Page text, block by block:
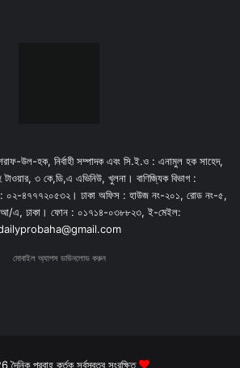
উল-হক, নির্বাহী সম্পাদক এবং সি.ই.ও : এনামুল হক সাহেদ,
টাওয়ার, ৩ কে,ডি,এ এভিনিউ, খুলনা। বাণিজ্যিক বিভাগ :
: ০২-৪৭৭৭২০৫৩২। ঢাকা অফিস : হাউজ নং-২০১, রোড নং-৫,
আ/এ, ঢাকা। ফোন : ০১৭১৪-০৩৮৮২৩, ই-মেইল:
মোবাইল অ্যাপস ডাউনলোড করুন
প্রবাহ কর্তৃক সর্বস্বত্ব সংরক্ষিত